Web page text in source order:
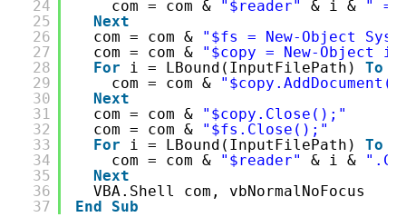
24
25
26
27
28
29
30
31
32
33
34
35
36
37
com = com &
"$reader" & i &
" =
Next
com = com &
"$fs = New-Object
com = com &
"$copy = New-Object
For
i = LBound(InputFilePath) To
com = com &
Next
com = com &
"$copy.Close();"
com = com &
"$fs.Close();"
For
i = LBound(InputFilePath) To
com = com &
"$reader" & i &
Next
VBA.Shell com, vbNormalNoFocus
End
Sub